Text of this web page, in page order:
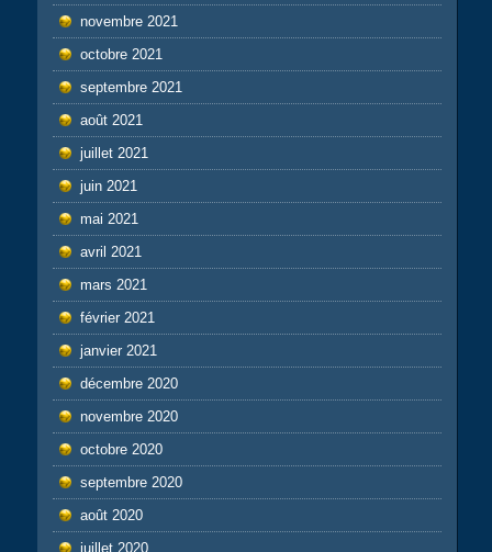
novembre 2021
octobre 2021
septembre 2021
août 2021
juillet 2021
juin 2021
mai 2021
avril 2021
mars 2021
février 2021
janvier 2021
décembre 2020
novembre 2020
octobre 2020
septembre 2020
août 2020
juillet 2020